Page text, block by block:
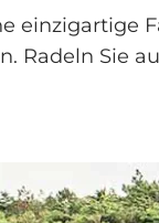
einzigartige
Radeln Sie